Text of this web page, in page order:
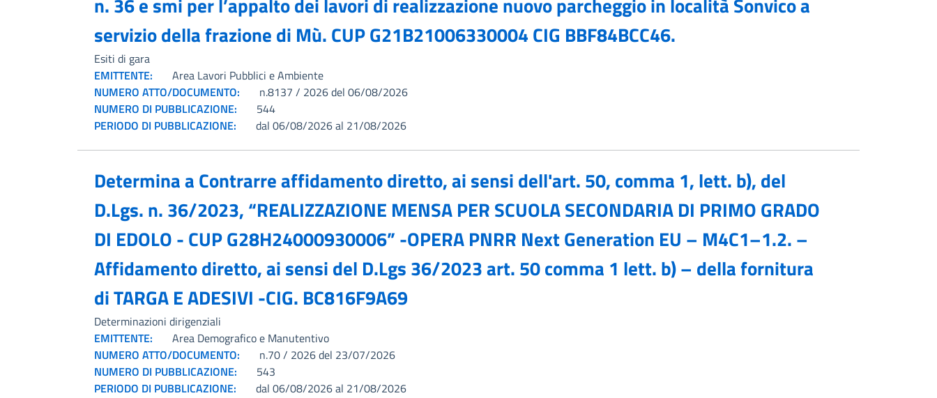
servizio della frazione di Mù. CUP G21B21006330004 CIG BBF84BCC46.
Esiti di gara
EMITTENTE:
Area Lavori Pubblici e Ambiente
NUMERO ATTO/DOCUMENTO:
n.8137 / 2026 del 06/08/2026
NUMERO DI PUBBLICAZIONE:
544
PERIODO DI PUBBLICAZIONE:
dal 06/08/2026 al 21/08/2026
Determina a Contrarre affidamento diretto, ai sensi dell'art. 50, comma 1, lett. b), del
D.Lgs. n. 36/2023, “REALIZZAZIONE MENSA PER SCUOLA SECONDARIA DI PRIMO GRADO
DI EDOLO - CUP G28H24000930006” -OPERA PNRR Next Generation EU – M4C1–1.2. –
Affidamento diretto, ai sensi del D.Lgs 36/2023 art. 50 comma 1 lett. b) – della fornitura
di TARGA E ADESIVI -CIG. BC816F9A69
Determinazioni dirigenziali
EMITTENTE:
Area Demografico e Manutentivo
NUMERO ATTO/DOCUMENTO:
n.70 / 2026 del 23/07/2026
NUMERO DI PUBBLICAZIONE:
543
PERIODO DI PUBBLICAZIONE:
dal 06/08/2026 al 21/08/2026